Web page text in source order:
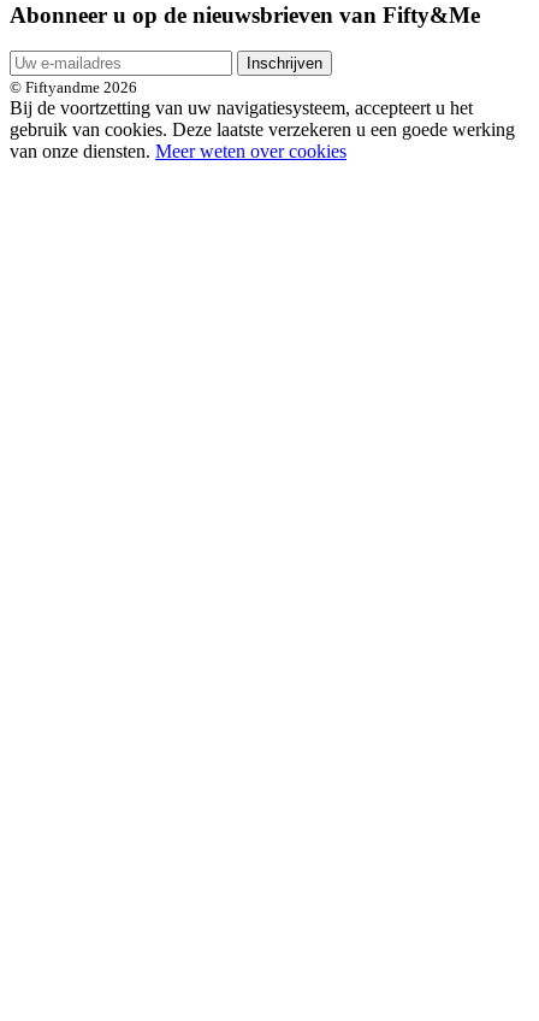
Abonneer u op de nieuwsbrieven van Fifty&Me
Inschrijven
© Fiftyandme 2026
Bij de voortzetting van uw navigatiesysteem, accepteert u het
gebruik van cookies. Deze laatste verzekeren u een goede werking
van onze diensten. Meer weten over cookies